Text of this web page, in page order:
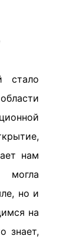
стало
нам
могла
но и
на
знает,